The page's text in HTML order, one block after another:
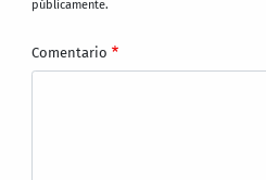
públicamente.
Comentario